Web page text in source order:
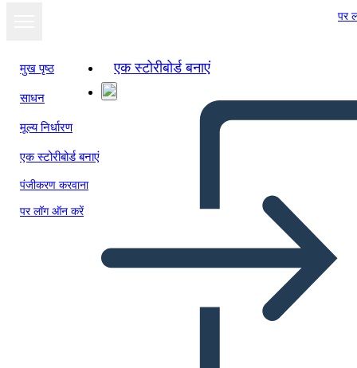
पर
मुख पृष्ठ
साधन
मूल्य निर्धारण
एक स्टोरीबोर्ड बनाएं
पंजीकरण करवाना
पर लॉग ऑन करें
एक स्टोरीबोर्ड बनाएं
स्लाइड शो के रूप में
देखें